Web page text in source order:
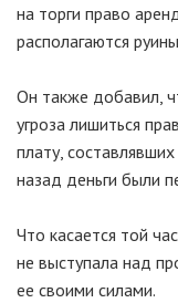
на торги право
располагаются
Он также добавил,
угроза лишиться
плату,
назад деньги были
Что касается той
не выступала над
ее своими силами.